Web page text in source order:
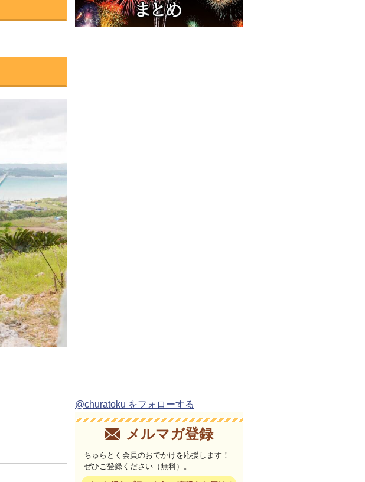
@churatoku をフォローする
メルマガ登録
ちゅらとく会員のおでかけを応援します！
ぜひご登録ください（無料）。